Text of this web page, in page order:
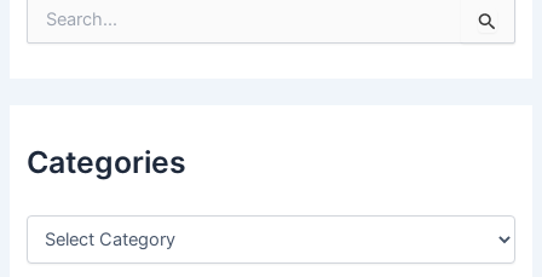
e
f
r
Categories